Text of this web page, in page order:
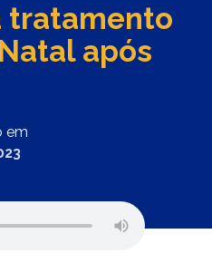
tratamento
após
em